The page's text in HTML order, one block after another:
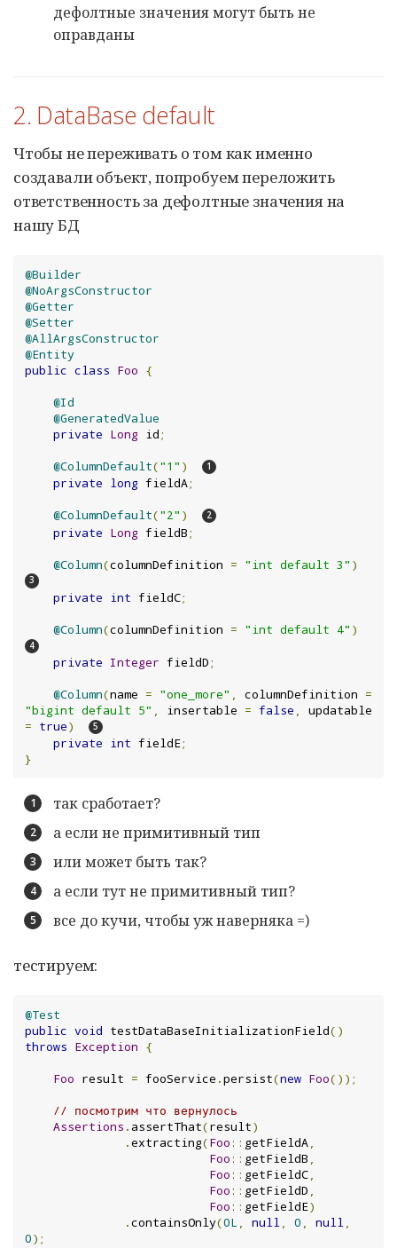
дефолтные значения могут быть не
оправданы
2. DataBase default
Чтобы не переживать о том как именно
создавали объект, попробуем переложить
ответственность за дефолтные значения на
нашу БД
@Builder
@NoArgsConstructor
@Getter
@Setter
@AllArgsConstructor
@Entity
public class Foo {
@Id
@GeneratedValue
private Long id;
@ColumnDefault("1" )
private long fieldA;
@ColumnDefault("2" )
private Long fieldB;
@Column(columnDefinition = "int default 3" )
private int fieldC;
@Column(columnDefinition = "int default 4" )
private Integer fieldD;
@Column(name = "one_more" , columnDefinition =
"bigint default 5" , insertable = false ,
= true)
private int fieldE;
}
так сработает?
а если не примитивный тип
или может быть так?
а если тут не примитивный тип?
все до кучи, чтобы уж наверняка =)
тестируем:
@Test
public void testDataBaseInitializationField()
throws Exception {
Foo result = fooService .persist(new Foo());
// посмотрим что вернулось
Assertions .assertThat(result)
.extracting(Foo:: getFieldA,
Foo:: getFieldB ,
Foo:: getFieldC,
Foo:: getFieldD ,
Foo:: getFieldE)
.containsOnly(0L , null, 0 , null,
0);